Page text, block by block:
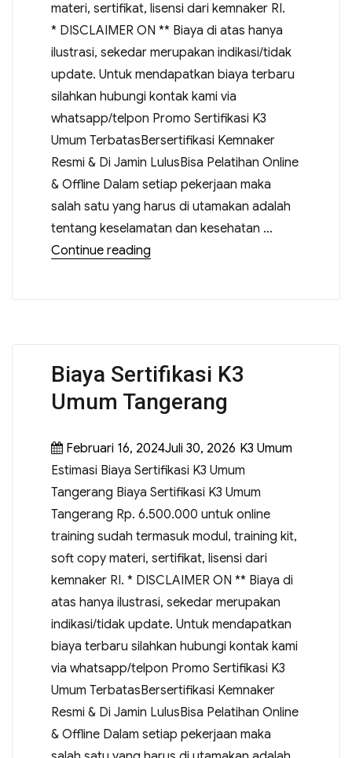
materi, sertifikat, lisensi dari kemnaker RI.
* DISCLAIMER ON ** Biaya di atas hanya
ilustrasi, sekedar merupakan indikasi/tidak
update. Untuk mendapatkan biaya terbaru
silahkan hubungi kontak kami via
whatsapp/telpon Promo Sertifikasi K3
Umum TerbatasBersertifikasi Kemnaker
Resmi & Di Jamin LulusBisa Pelatihan Online
& Offline Dalam setiap pekerjaan maka
salah satu yang harus di utamakan adalah
tentang keselamatan dan kesehatan …
Continue reading
Biaya Sertifikasi K3
Umum Tangerang
Februari 16, 2024Juli 30, 2026 K3 Umum
Estimasi Biaya Sertifikasi K3 Umum
Tangerang Biaya Sertifikasi K3 Umum
Tangerang Rp. 6.500.000 untuk online
training sudah termasuk modul, training kit,
soft copy materi, sertifikat, lisensi dari
kemnaker RI. * DISCLAIMER ON ** Biaya di
atas hanya ilustrasi, sekedar merupakan
indikasi/tidak update. Untuk mendapatkan
biaya terbaru silahkan hubungi kontak kami
via whatsapp/telpon Promo Sertifikasi K3
Umum TerbatasBersertifikasi Kemnaker
Resmi & Di Jamin LulusBisa Pelatihan Online
& Offline Dalam setiap pekerjaan maka